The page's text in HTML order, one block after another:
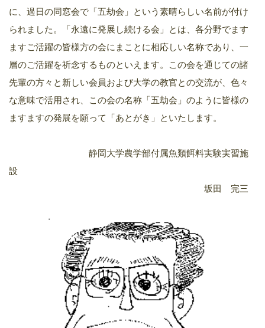
に、過日の同窓会で「五劫会」という素晴らしい名前が付け
られました。「永遠に発展し続ける会」とは、各分野でます
ますご活躍の皆様方の会にまことに相応しい名称であり、一
層のご活躍を祈念するものといえます。この会を通じての諸
先輩の方々と新しい会員および大学の教官との交流が、色々
な意味で活用され、この会の名称「五劫会」のように皆様の
ますますの発展を願って「あとがき」といたします。
静岡大学農学部付属魚類餌料実験実習施
設
坂田 完三